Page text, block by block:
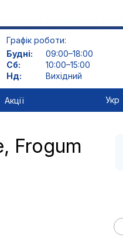
Графік роботи:
Будні:
09:00–18:00
Сб:
10:00–15:00
Нд:
Вихідний
Акції
Укр
Frogum